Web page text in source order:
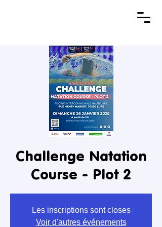
Challenge Natation
Course - Plot 2
Les inscriptions sont closes
Voir d'autres événements